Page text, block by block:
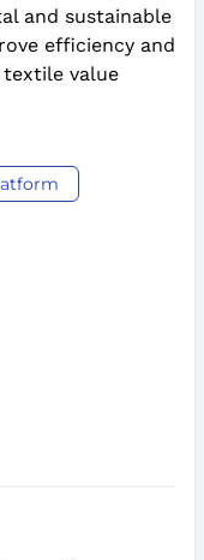
and sustainable
efficiency and
value